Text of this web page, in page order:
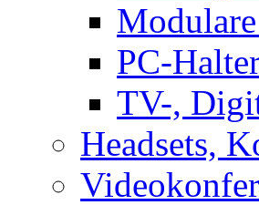
PC-
TV-,
Headsets,